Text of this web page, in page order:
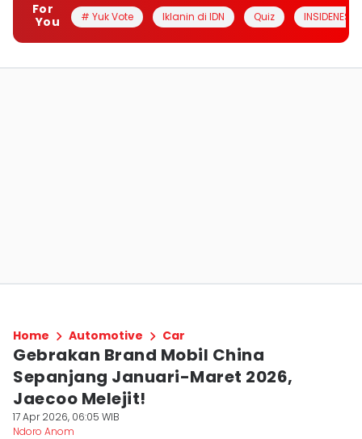
For
You
# Yuk Vote Iklanin di IDN Quiz INSIDENESIA
Home Automotive Car
Gebrakan Brand Mobil China
Sepanjang Januari-Maret 2026,
Jaecoo Melejit!
17 Apr 2026, 06:05 WIB
Ndoro Anom